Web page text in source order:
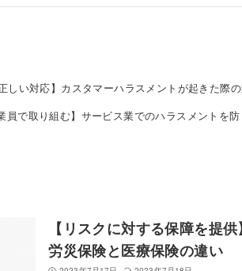
しい対応】カスタマーハラスメントが起きた際
員で取り組む】サービス業でのハラスメントを
【リスクに対する保障を提供
労災保険と医療保険の違い